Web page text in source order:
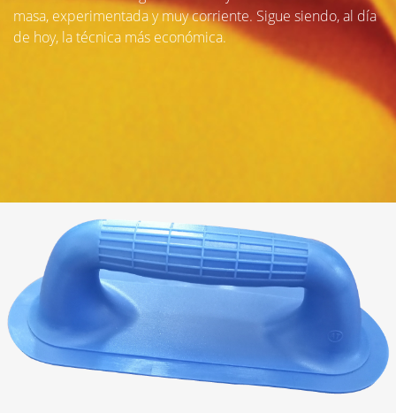
masa, experimentada y muy corriente. Sigue siendo, al día
de hoy, la técnica más económica.